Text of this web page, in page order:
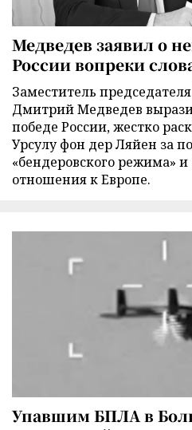
Медведев заявил о
России вопреки
Заместитель
Дмитрий Медведев
победе России, жестко
Урсулу фон дер Ляйен за
«бендеровского режима» и
отношения к Европе.
Упавшим БПЛА в